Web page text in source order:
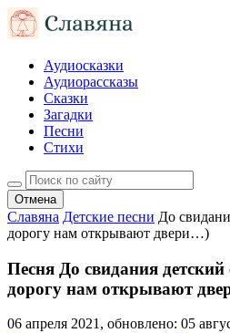
Аудиосказки
Аудиорассказы
Сказки
Загадки
Песни
Стихи
Отмена
Славяна Детские песни До
дорогу нам открывают двери…)
Песня До свидания
дорогу нам открывают
06 апреля 2021, обновлено: 05